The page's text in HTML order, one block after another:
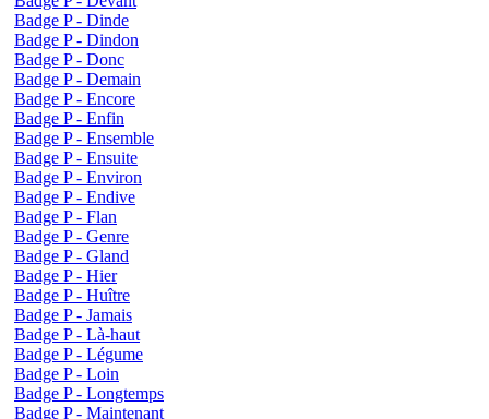
Badge P - Dinde
Badge P - Dindon
Badge P - Donc
Badge P - Demain
Badge P - Encore
Badge P - Enfin
Badge P - Ensemble
Badge P - Ensuite
Badge P - Environ
Badge P - Endive
Badge P - Flan
Badge P - Genre
Badge P - Gland
Badge P - Hier
Badge P - Huître
Badge P - Jamais
Badge P - Là-haut
Badge P - Légume
Badge P - Loin
Badge P - Longtemps
Badge P - Maintenant